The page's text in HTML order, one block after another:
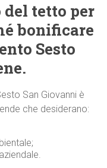
tetto per
bonificare
Sesto
San Giovanni è
che desiderano: